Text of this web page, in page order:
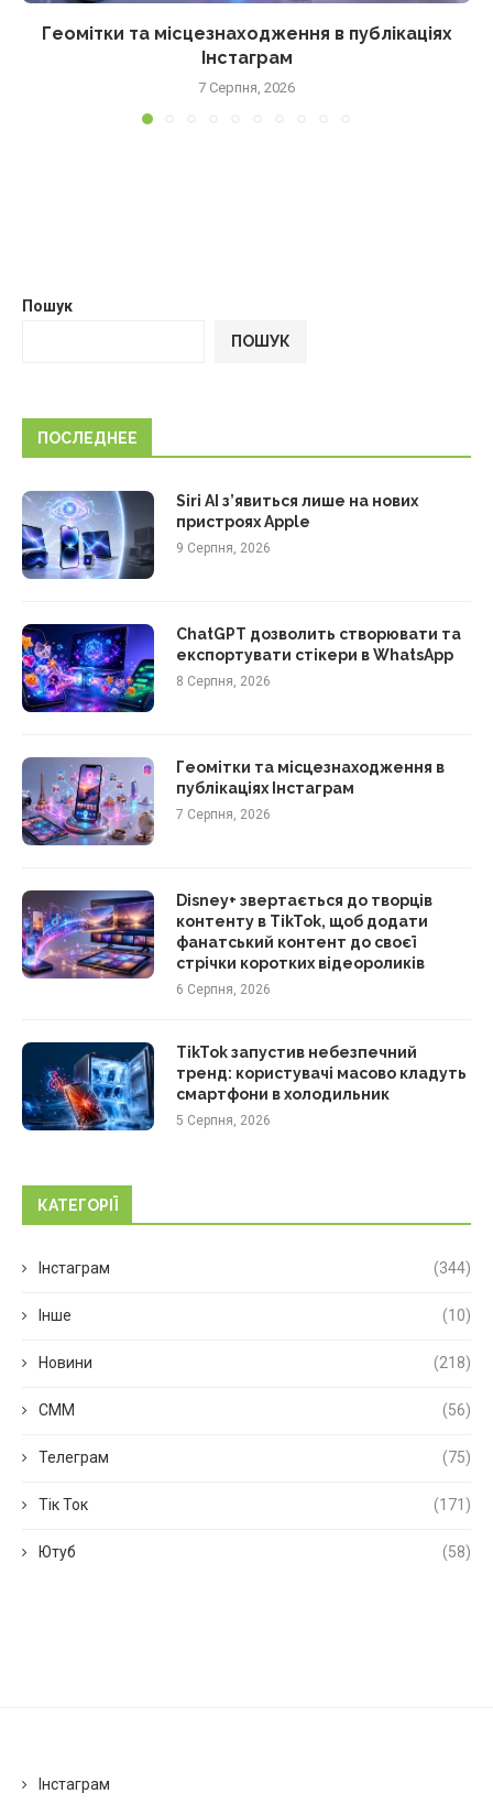
Геомітки та місцезнаходження в публікаціях
Інстаграм
7 Серпня, 2026
Пошук
ПОШУК
ПОСЛЕДНЕЕ
Siri AI з’явиться лише на нових
пристроях Apple
9 Серпня, 2026
ChatGPT дозволить створювати та
експортувати стікери в WhatsApp
8 Серпня, 2026
Геомітки та місцезнаходження в
публікаціях Інстаграм
7 Серпня, 2026
Disney+ звертається до творців
контенту в TikTok, щоб додати
фанатський контент до своєї
стрічки коротких відеороликів
6 Серпня, 2026
TikTok запустив небезпечний
тренд: користувачі масово кладуть
смартфони в холодильник
5 Серпня, 2026
КАТЕГОРІЇ
Інстаграм (344)
Інше (10)
Новини (218)
СММ (56)
Телеграм (75)
Тік Ток (171)
Ютуб (58)
Інстаграм